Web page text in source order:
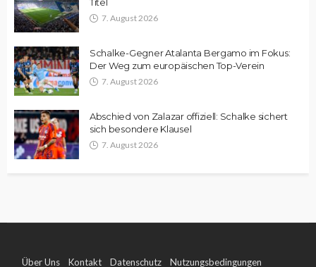
7. August 2026
Schalke-Gegner Atalanta Bergamo im Fokus:
Der Weg zum europäischen Top-Verein
7. August 2026
Abschied von Zalazar offiziell: Schalke sichert
sich besondere Klausel
7. August 2026
Über Uns Kontakt Datenschutz Nutzungsbedingungen